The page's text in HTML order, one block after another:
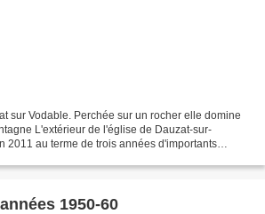
sur Vodable. Perchée sur un rocher elle domine
L'extérieur de l'église de Dauzat-sur-
2011 au terme de trois années d'importants
1950-60